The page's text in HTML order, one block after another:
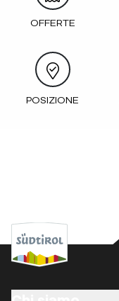
OFFERTE
POSIZIONE